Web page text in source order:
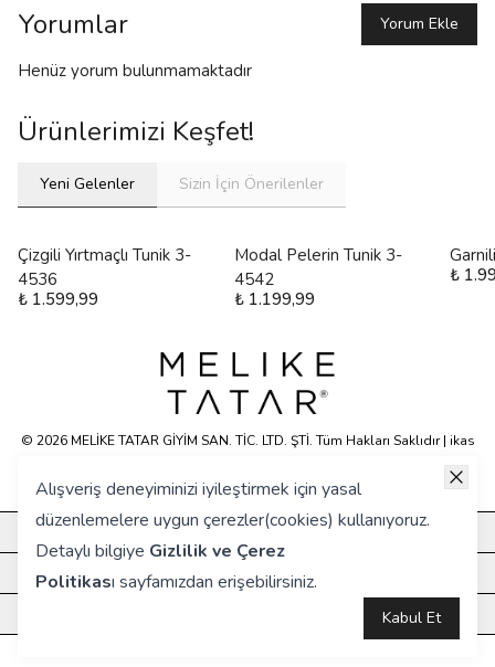
Alışveriş deneyiminizi iyileştirmek için yasal
düzenlemelere uygun çerezler(cookies) kullanıyoruz.
Detaylı bilgiye Gizlilik ve Çerez
Politikası sayfamızdan erişebilirsiniz.
Kabul Et
Yorumlar Yorum Ekle
Henüz yorum bulunmamaktadır
Ürünlerimizi Keşfet!
Yeni Gelenler Sizin İçin Önerilenler
Çizgili Yırtmaçlı Tunik 3-
4536
₺ 1.599,99
Modal Pelerin Tunik 3-
4542
₺ 1.199,99
₺
KURUMSAL
HIZLI ERİŞİM
© 2026 MELİKE TATAR GİYİM SAN. TİC. LTD. ŞTİ. Tüm Hakları Saklıdır | ikas